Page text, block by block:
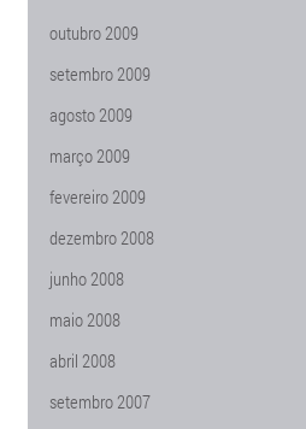
outubro 2009
setembro 2009
agosto 2009
março 2009
fevereiro 2009
dezembro 2008
junho 2008
maio 2008
abril 2008
setembro 2007